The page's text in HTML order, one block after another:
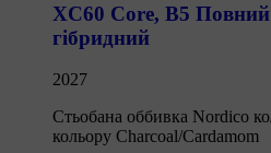
XC60 Core, B5
гібридний
2027
Стьобана оббивка Nordico
кольору Charcoal/Cardamom